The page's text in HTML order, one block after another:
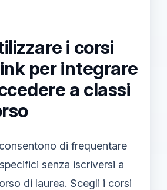
i corsi
per integrare
a classi
di frequentare
senza iscriversi a
di laurea. Scegli i corsi